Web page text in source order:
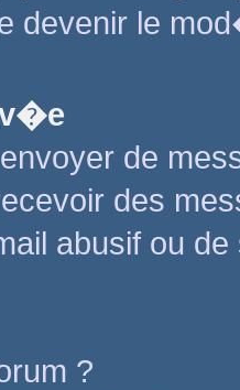
devenir le
de
des
abusif ou de
?